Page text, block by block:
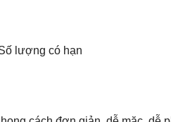
lượng có hạn